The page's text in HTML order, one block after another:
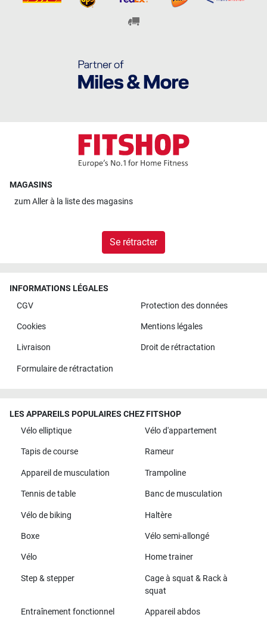
MAGASINS
zumAller à la liste des magasins
Se rétracter
INFORMATIONS LÉGALES
CGV
Protection des données
Cookies Mentions légales
Livraison Droit de rétractation
Formulaire de rétractation
LES APPAREILS POPULAIRES CHEZ FITSHOP
Vélo elliptique
Vélo d'appartement
Tapis de course Rameur
Appareil de musculation Trampoline
Tennis de table Banc de musculation
Vélo de biking Haltère
Boxe Vélo semi-allongé
Vélo Home trainer
Step & stepper
Cage à squat & Rack à
squat
Entraînement fonctionnel Appareil abdos